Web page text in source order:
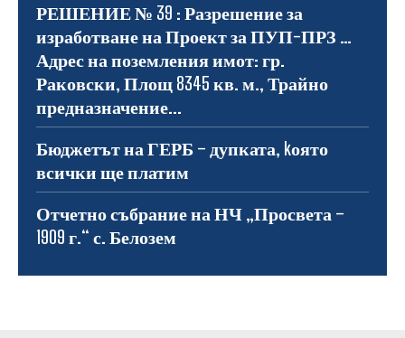
РЕШЕНИЕ № 39 : Разрешение за
изработване на Проект за ПУП-ПРЗ …
Адрес на поземления имот: гр.
Раковски, Площ 8345 кв. м., Трайно
предназначение...
Бюджетът на ГЕРБ – дупката, kоято
всички ще платим
Отчетно събрание на НЧ „Просвета –
1909 г.“ с. Белозем